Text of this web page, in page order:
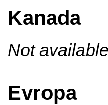
Kanada
Not
Evropa